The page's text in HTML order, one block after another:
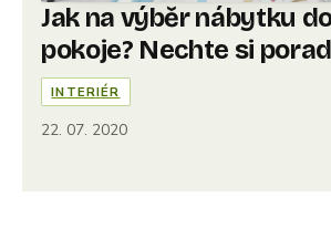
Jak na výběr nábytku
pokoje? Nechte si
INTERIÉR
22. 07. 2020